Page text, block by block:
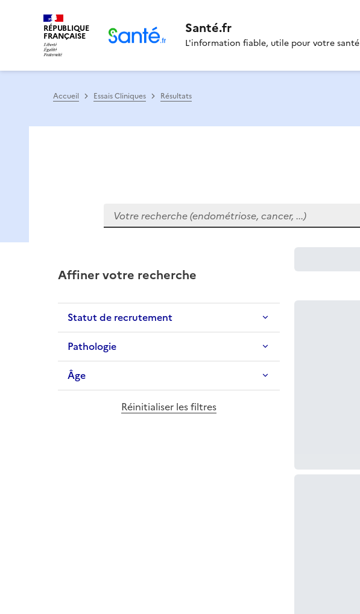
RÉPUBLIQUE
FRANÇAISE Santé.fr
L'information fiable, utile pour votre santé
Accueil Essais Cliniques Résultats
Votre recherche (endométriose, cancer, ...)
Affiner votre recherche
Statut de recrutement
Pathologie
Âge
Réinitialiser les filtres